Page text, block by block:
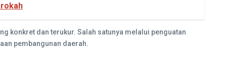
konkret dan terukur. Salah satunya melalui penguatan
pembangunan daerah.